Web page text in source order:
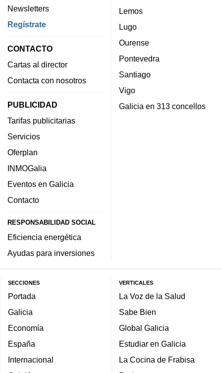
Newsletters
Regístrate
CONTACTO
Cartas al director
Contacta con nosotros
PUBLICIDAD
Tarifas publicitarias
Servicios
Oferplan
INMOGalia
Eventos en Galicia
Contacto
RESPONSABILIDAD SOCIAL
Eficiencia energética
Ayudas para inversiones
Lemos
Lugo
Ourense
Pontevedra
Santiago
Vigo
Galicia en 313 concellos
SECCIONES
Portada
Galicia
Economía
España
Internacional
VERTICALES
La Voz de la Salud
Sabe Bien
Global Galicia
Estudiar en Galicia
La Cocina de Frabisa